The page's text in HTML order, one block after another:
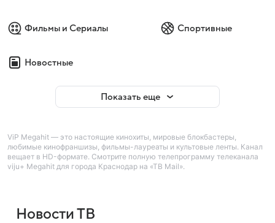
Фильмы и Сериалы Спортивные
Новостные
Показать еще
ViP Megahit — это настоящие кинохиты, мировые блокбастеры,
любимые кинофраншизы, фильмы-лауреаты и культовые ленты. Канал
вещает в HD-формате. Смотрите полную телепрограмму телеканала
viju+ Megahit для города Краснодар на «ТВ Mail».
Новости ТВ